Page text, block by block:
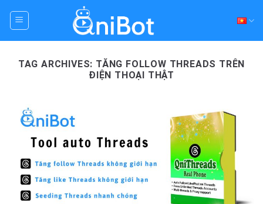
TAG ARCHIVES: TĂNG FOLLOW THREADS TRÊN
ĐIỆN THOẠI THẬT